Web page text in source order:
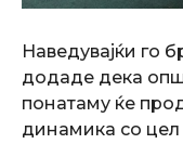
Наведувајќи го
додаде дека
понатаму ќе
динамика со цел